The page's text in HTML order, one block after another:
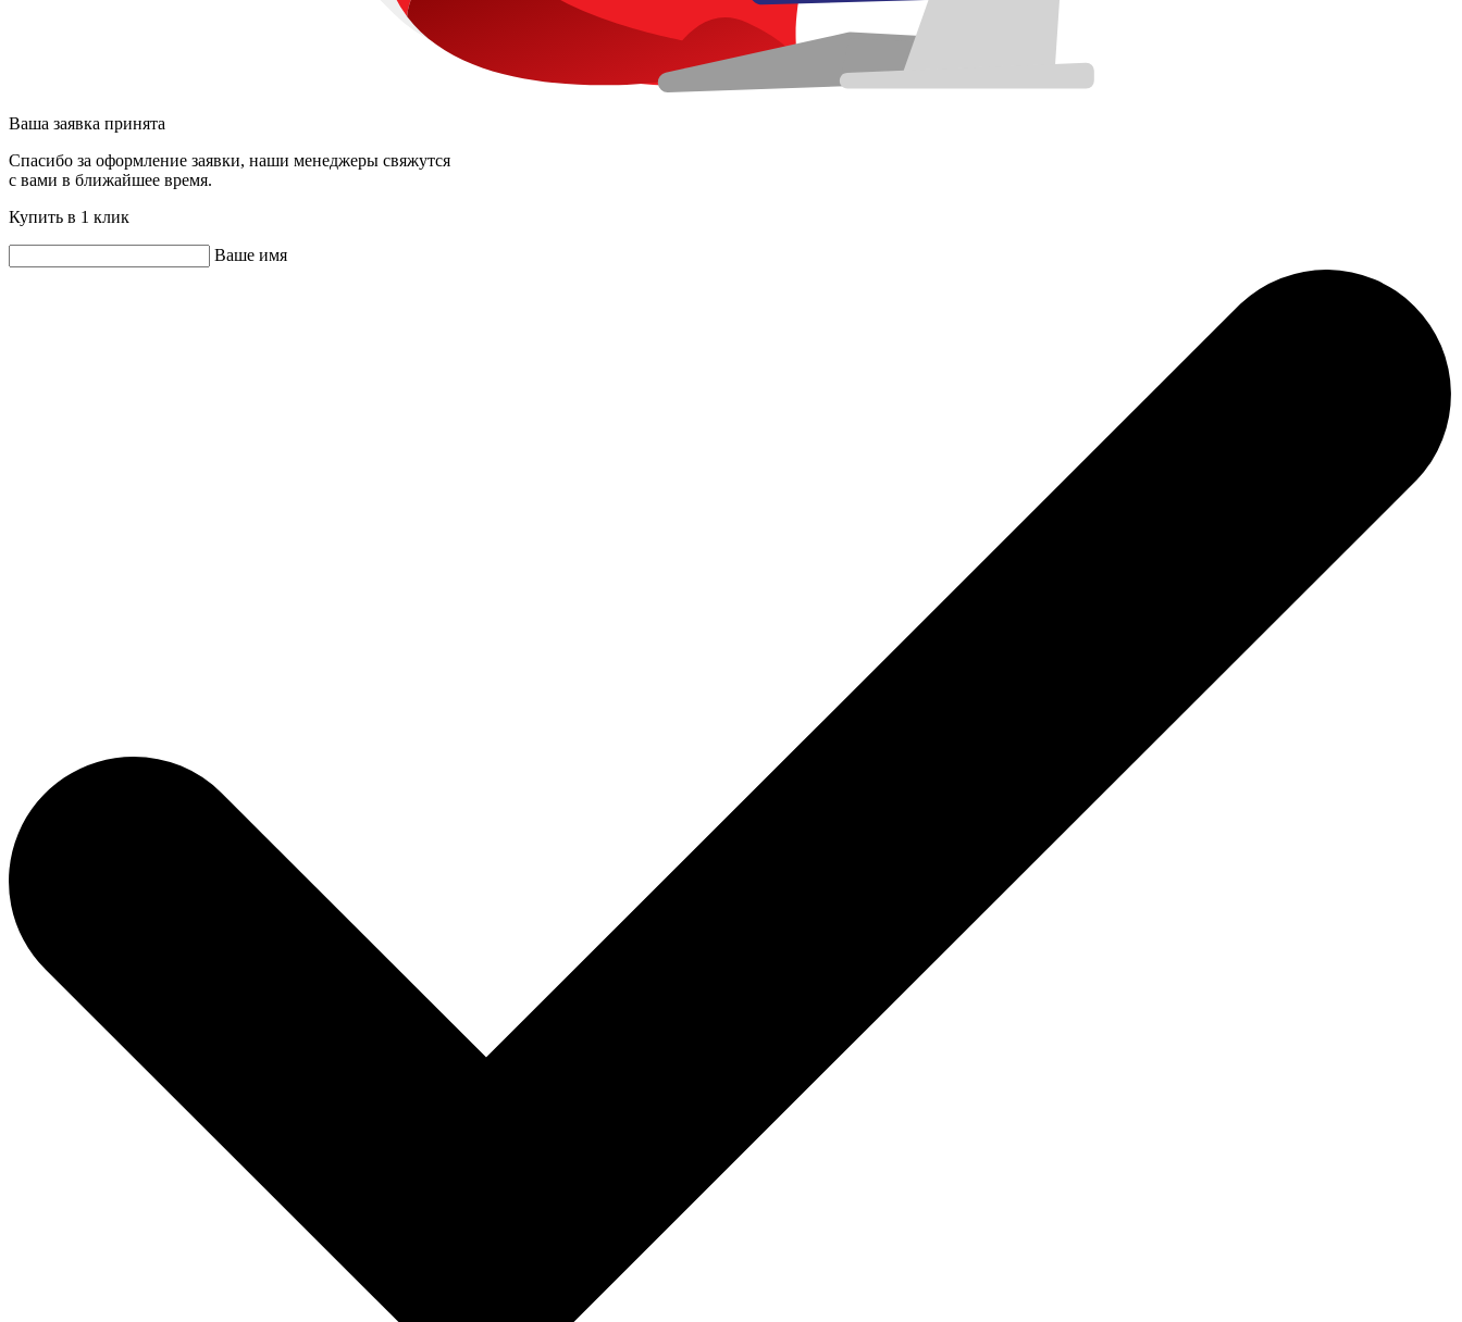
Ваша заявка принята
Спасибо за оформление заявки, наши менеджеры свяжутся
с вами в ближайшее время.
Купить в 1 клик
Ваше имя